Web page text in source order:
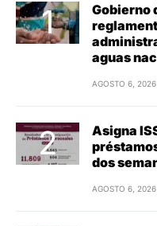
Gobierno
aguas
AGOSTO 6, 2026
Asigna
dos
AGOSTO 6, 2026